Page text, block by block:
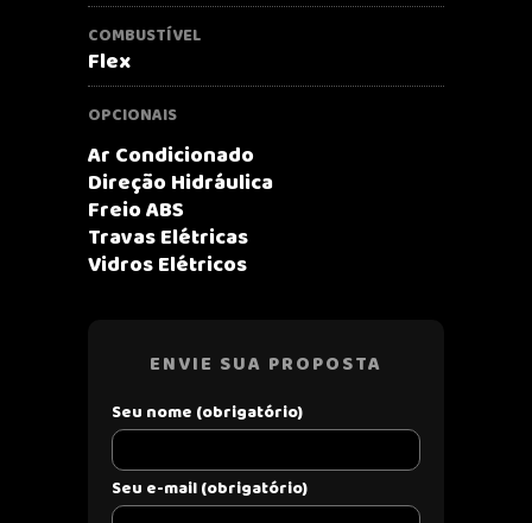
COMBUSTÍVEL
Flex
OPCIONAIS
Ar Condicionado
Direção Hidráulica
Freio ABS
Travas Elétricas
Vidros Elétricos
ENVIE SUA PROPOSTA
Seu nome (obrigatório)
Seu e-mail (obrigatório)